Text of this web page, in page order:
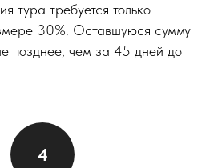
тура требуется только
30%. Оставшуюся сумму
позднее, чем за 45 дней до